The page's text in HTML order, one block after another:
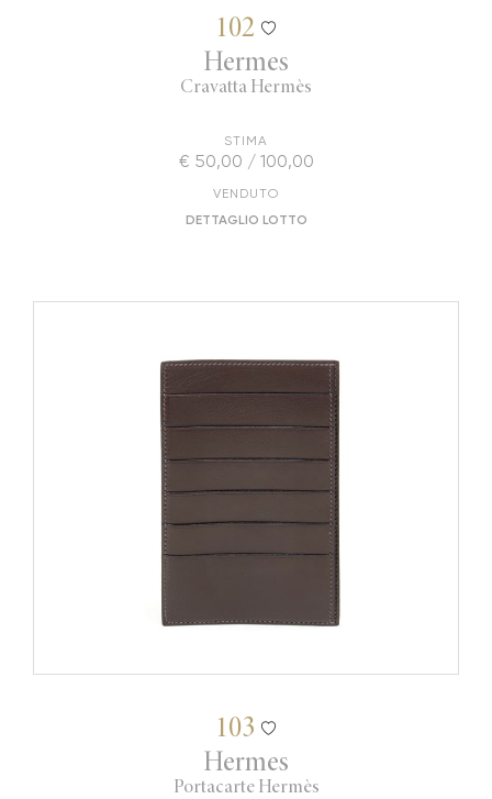
102
Hermes
Cravatta Hermès
STIMA
€ 50,00 / 100,00
VENDUTO
DETTAGLIO LOTTO
103
Hermes
Portacarte Hermès